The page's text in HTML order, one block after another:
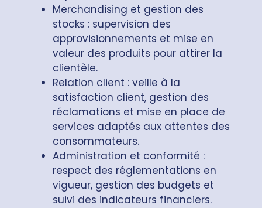
Merchandising et gestion des
stocks : supervision des
approvisionnements et mise en
valeur des produits pour attirer la
clientèle.
Relation client : veille à la
satisfaction client, gestion des
réclamations et mise en place de
services adaptés aux attentes des
consommateurs.
Administration et conformité :
respect des réglementations en
vigueur, gestion des budgets et
suivi des indicateurs financiers.